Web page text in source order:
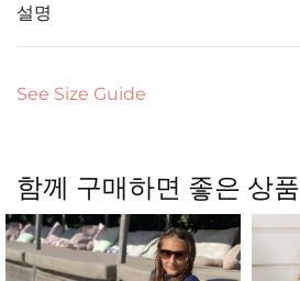
설명
See Size Guide
함께 구매하면 좋은 상품